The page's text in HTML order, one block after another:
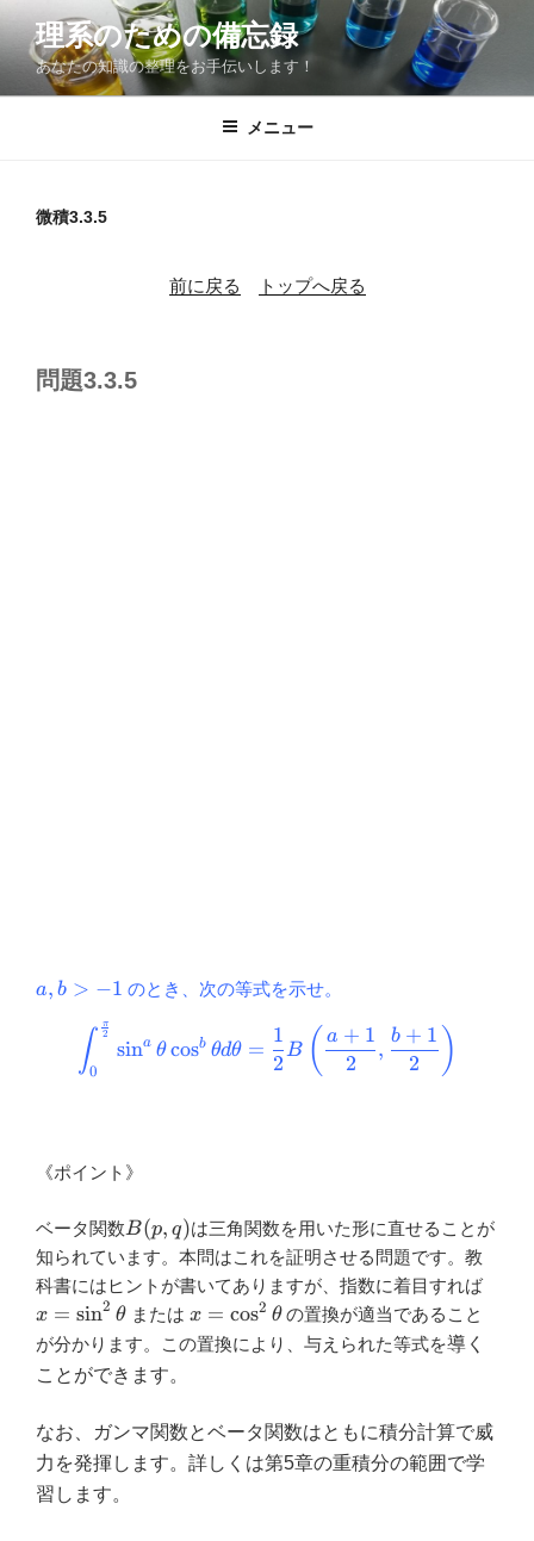
ン
ン
理系のための備忘録
あなたの知識の整理をお手伝いします！
メニュー
微積3.3.5
前に戻る トップへ戻る
問題3.3.5
a,b>-1
a, b > −1 のとき、次の等式を示せ。
\displaystyle
∫0
2
π
sina θ cosb θdθ =
2
1
B ( 2
a + 1
,
2
b + 1 )
《ポイント》
ベータ関数B(p,q)
B(p, q)は三角関数を用いた形に直せることが
知られています。本問はこれを証明させる問題です。教
科書にはヒントが書いてありますが、指数に着目すれば
x = sin2 θまたは x=\cos^2
\theta
x = cos2 θの置換が適当であること
が分かります。この置換により、与えられた等式を導く
ことができます。
なお、ガンマ関数とベータ関数はともに積分計算で威
力を発揮します。詳しくは第5章の重積分の範囲で学
習します。